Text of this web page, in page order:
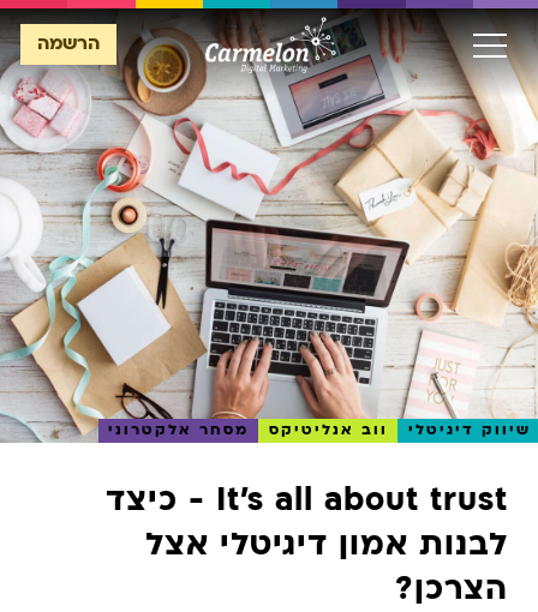
הרשמה
הרשמה
שיווק דיגיטלי ווב אנליטיקס מסחר אלקטרוני
It's all about trust - כיצד
לבנות אמון דיגיטלי אצל
הצרכן?